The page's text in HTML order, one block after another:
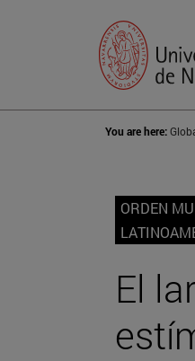
You are here:
ORDEN
El